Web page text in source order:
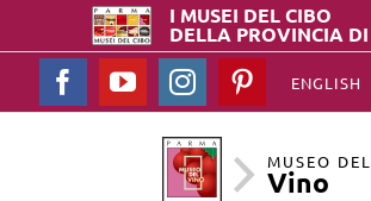
I MUSEI DELCIBO
DELLA PROVINCIA
ENGLISH
FacebookYouTubeInstagramPinterest
MUSEO DEL
Vino